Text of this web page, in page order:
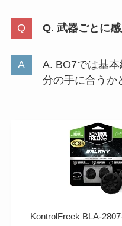
Q. 武器ごとに
A. BO7では基本
分の手に合うか
KontrolFreek BLA-